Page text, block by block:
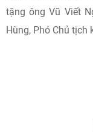
tặng ông Vũ Viết
Hùng, Phó Chủ tịch